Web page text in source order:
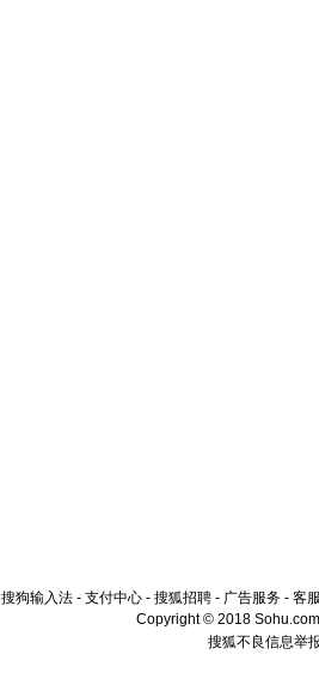
搜狗输入法 - 支付中心 - 搜狐招聘 - 广告服务 - 客
Copyright © 2018
搜狐不良信息举